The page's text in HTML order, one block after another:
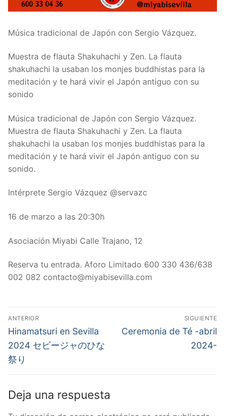
Música tradicional de Japón con Sergio Vázquez.
Muestra de flauta Shakuhachi y Zen. La flauta
shakuhachi la usaban los monjes buddhistas para la
meditación y te hará vivir el Japón antiguo con su
sonido
Música tradicional de Japón con Sergio Vázquez.
Muestra de flauta Shakuhachi y Zen. La flauta
shakuhachi la usaban los monjes buddhistas para la
meditación y te hará vivir el Japón antiguo con su
sonido.
Intérprete Sergio Vázquez @servazc
16 de marzo a las 20:30h
Asociación Miyabi Calle Trajano, 12
Reserva tu entrada. Aforo Limitado 600 330 436/638
002 082 contacto@miyabisevilla.com
Navegación
de
entradas
ANTERIOR
Entrada
anterior:
Hinamatsuri en Sevilla
2024 セビージャのひな
祭り
SIGUIENTE
Entrada
Ceremonia de Té -abril
2024-
Deja una respuesta